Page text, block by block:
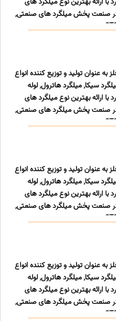
صنعت پخش میلگرد های صنعتی,
عنوان تولید و توزیع کننده انواع
سیکا, میلگرد هاترول, لوله
ارائه بهترین نوع میلگرد های
صنعت پخش میلگرد های صنعتی,
عنوان تولید و توزیع کننده انواع
سیکا, میلگرد هاترول, لوله
ارائه بهترین نوع میلگرد های
صنعت پخش میلگرد های صنعتی,
عنوان تولید و توزیع کننده انواع
سیکا, میلگرد هاترول, لوله
ارائه بهترین نوع میلگرد های
صنعت پخش میلگرد های صنعتی,